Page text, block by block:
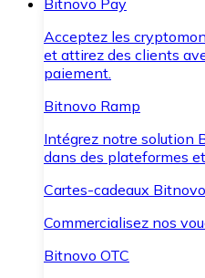
Bitnovo Pay
Acceptez les
et attirez des clients
paiement.
Bitnovo Ramp
Intégrez notre solution
dans des plateformes
Cartes-cadeaux Bitnovo
Commercialisez nos
Bitnovo OTC